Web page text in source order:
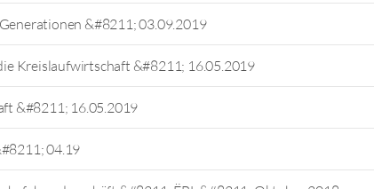
&#8211; 03.09.2019
Kreislaufwirtschaft &#8211; 16.05.2019
&#8211; 16.05.2019
04.19